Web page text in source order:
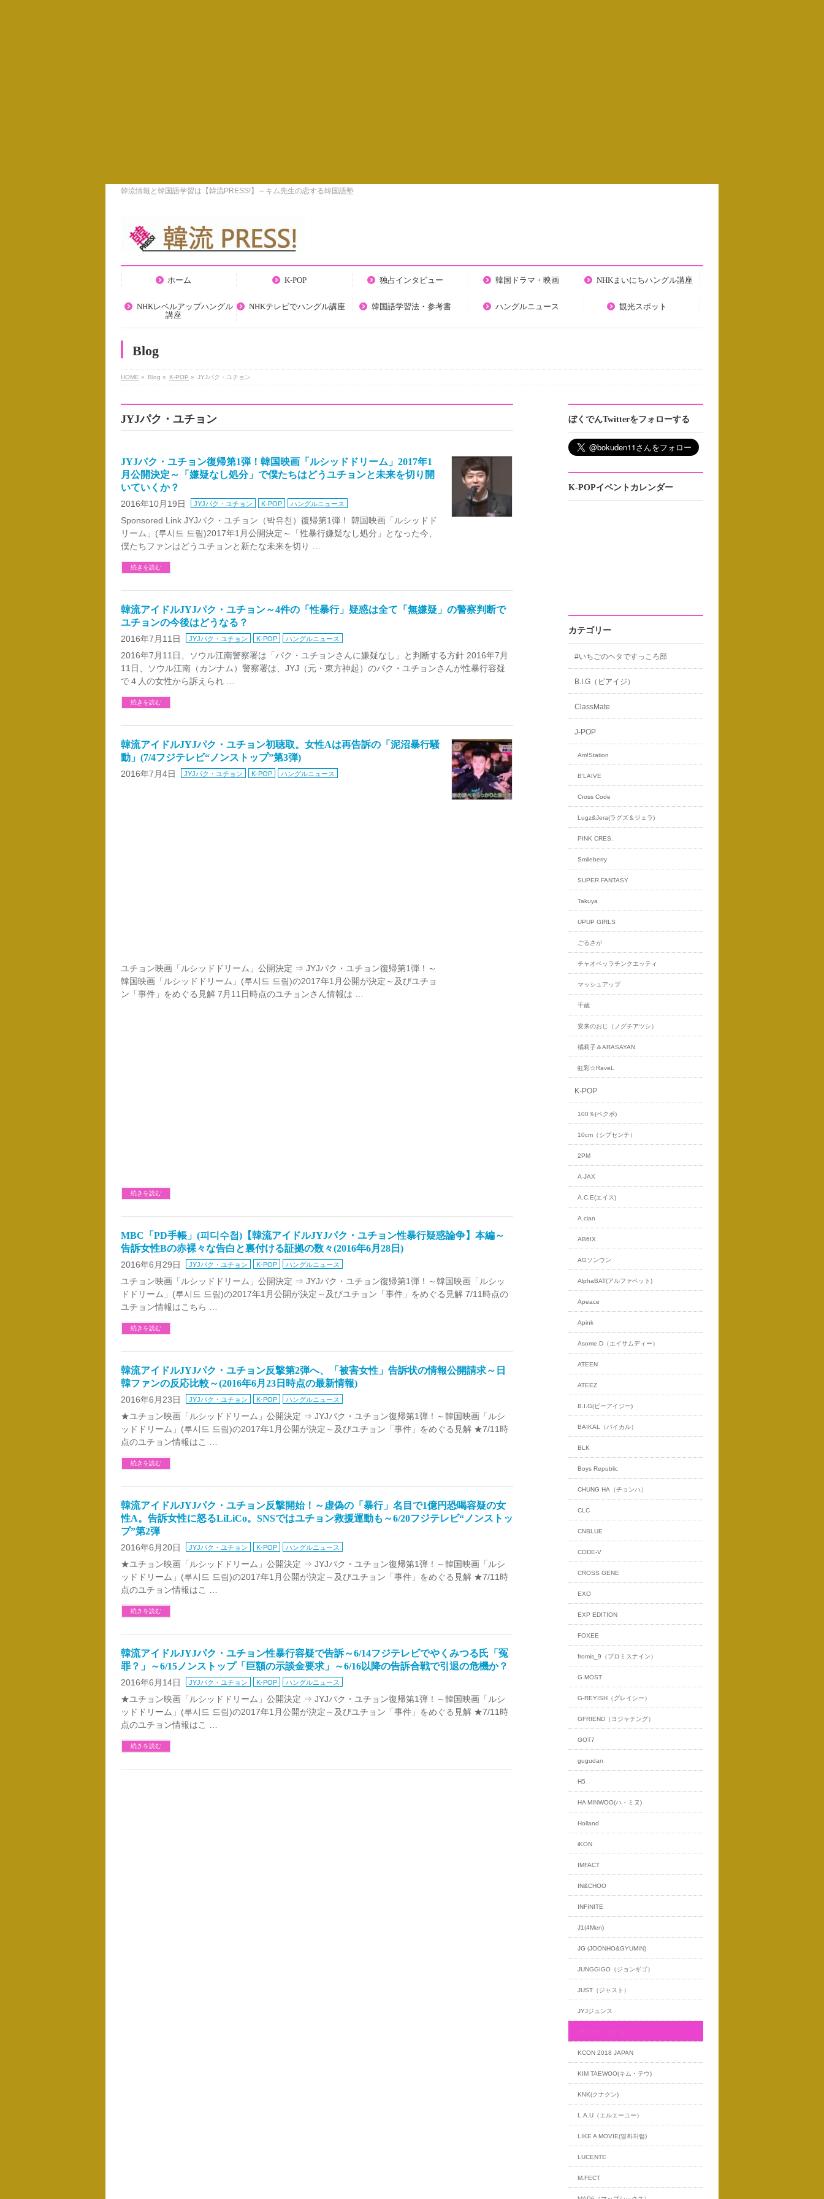
韓流情報と韓国語学習は【韓流PRESS!】～キム先生の恋する韓国語塾
ホーム K-POP 独占インタビュー 韓国ドラマ・映画 NHKまいにちハングル講座
NHKレベルアップハングル
講座
NHKテレビでハングル講座 韓国語学習法・参考書 ハングルニュース 観光スポット
Blog
HOME » Blog » K-POP » JYJパク・ユチョン
JYJパク・ユチョン
JYJパク・ユチョン復帰第1弾！韓国映画「ルシッドドリーム」2017年1
月公開決定～「嫌疑なし処分」で僕たちはどうユチョンと未来を切り開
いていくか？
2016年10月19日 JYJパク・ユチョン K-POP ハングルニュース
Sponsored Link JYJパク・ユチョン（박유천）復帰第1弾！ 韓国映画「ルシッドド
リーム」(루시드 드림)2017年1月公開決定～「性暴行嫌疑なし処分」となった今、
僕たちファンはどうユチョンと新たな未来を切り …
続きを読む
韓流アイドルJYJパク・ユチョン～4件の「性暴行」疑惑は全て「無嫌疑」の警察判断で
ユチョンの今後はどうなる？
2016年7月11日 JYJパク・ユチョン K-POP ハングルニュース
2016年7月11日、ソウル江南警察署は「パク・ユチョンさんに嫌疑なし」と判断する方針 2016年7月
11日、ソウル江南（カンナム）警察署は、JYJ（元・東方神起）のパク・ユチョンさんが性暴行容疑
で４人の女性から訴えられ …
続きを読む
韓流アイドルJYJパク・ユチョン初聴取。女性Aは再告訴の「泥沼暴行騒
動」(7/4フジテレビ“ノンストップ”第3弾)
2016年7月4日 JYJパク・ユチョン K-POP ハングルニュース
ユチョン映画「ルシッドドリーム」公開決定 ⇒ JYJパク・ユチョン復帰第1弾！～
韓国映画「ルシッドドリーム」(루시드 드림)の2017年1月公開が決定～及びユチョ
ン「事件」をめぐる見解 7月11日時点のユチョンさん情報は …
続きを読む
MBC「PD手帳」(피디수첩)【韓流アイドルJYJパク・ユチョン性暴行疑惑論争】本編～
告訴女性Bの赤裸々な告白と裏付ける証拠の数々(2016年6月28日)
2016年6月29日 JYJパク・ユチョン K-POP ハングルニュース
ユチョン映画「ルシッドドリーム」公開決定 ⇒ JYJパク・ユチョン復帰第1弾！～韓国映画「ルシッ
ドドリーム」(루시드 드림)の2017年1月公開が決定～及びユチョン「事件」をめぐる見解 7/11時点の
ユチョン情報はこちら …
続きを読む
韓流アイドルJYJパク・ユチョン反撃第2弾へ、「被害女性」告訴状の情報公開請求～日
韓ファンの反応比較～(2016年6月23日時点の最新情報)
2016年6月23日 JYJパク・ユチョン K-POP ハングルニュース
★ユチョン映画「ルシッドドリーム」公開決定 ⇒ JYJパク・ユチョン復帰第1弾！～韓国映画「ルシ
ッドドリーム」(루시드 드림)の2017年1月公開が決定～及びユチョン「事件」をめぐる見解 ★7/11時
点のユチョン情報はこ …
続きを読む
韓流アイドルJYJパク・ユチョン反撃開始！～虚偽の「暴行」名目で1億円恐喝容疑の女
性A。告訴女性に怒るLiLiCo。SNSではユチョン救援運動も～6/20フジテレビ“ノンストッ
プ”第2弾
2016年6月20日 JYJパク・ユチョン K-POP ハングルニュース
★ユチョン映画「ルシッドドリーム」公開決定 ⇒ JYJパク・ユチョン復帰第1弾！～韓国映画「ルシ
ッドドリーム」(루시드 드림)の2017年1月公開が決定～及びユチョン「事件」をめぐる見解 ★7/11時
点のユチョン情報はこ …
続きを読む
韓流アイドルJYJパク・ユチョン性暴行容疑で告訴～6/14フジテレビでやくみつる氏「冤
罪？」～6/15ノンストップ「巨額の示談金要求」～6/16以降の告訴合戦で引退の危機か？
2016年6月14日 JYJパク・ユチョン K-POP ハングルニュース
★ユチョン映画「ルシッドドリーム」公開決定 ⇒ JYJパク・ユチョン復帰第1弾！～韓国映画「ルシ
ッドドリーム」(루시드 드림)の2017年1月公開が決定～及びユチョン「事件」をめぐる見解 ★7/11時
点のユチョン情報はこ …
続きを読む
ぼくでんTwitterをフォローする
K-POPイベントカレンダー
カテゴリー
#いちごのヘタですっころ部
B.I.G（ビアイジ）
ClassMate
J-POP
Am!Station
B'LAIVE
Cross Code
Lugz&Jera(ラグズ＆ジェラ)
PINK CRES.
Smileberry
SUPER FANTASY
Takuya
UPUP GIRLS
ごるさが
チャオベッラチンクエッティ
マッシュアップ
千歳
安来のおじ（ノグチアツシ）
橘莉子＆ARASAYAN
虹彩☆RaveL
K-POP
100％(ペクポ)
10cm（シプセンチ）
2PM
A-JAX
A.C.E(エイス)
A.cian
AB6IX
AGソンウン
AlphaBAT(アルファベット)
Apeace
Apink
Asome.D（エイサムディー）
ATEEN
ATEEZ
B.I.G(ビーアイジー)
BAIKAL（バイカル）
BLK
Boys Republic
CHUNG HA（チョンハ）
CLC
CNBLUE
CODE-V
CROSS GENE
EXO
EXP EDITION
FOXEE
fromis_9（プロミスナイン）
G MOST
G-REYISH（グレイシー）
GFRIEND（ヨジャチング）
GOT7
gugudan
H5
HA MINWOO(ハ・ミヌ)
Holland
iKON
IMFACT
IN&CHOO
INFINITE
J1(4Men)
JG (JOONHO&GYUMIN)
JUNGGIGO（ジョンギゴ）
JUST（ジャスト）
JYJジュンス
KCON 2018 JAPAN
KIM TAEWOO(キム・テウ)
KNK(クナクン)
L.A.U（エルエーユー）
LIKE A MOVIE(영화처럼)
LUCENTE
M.FECT